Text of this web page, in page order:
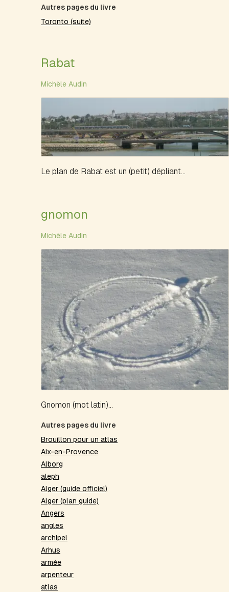
Autres pages du livre
Toronto (suite)
Rabat
Michèle Audin
Le plan de Rabat est un (petit) dépliant...
gnomon
Michèle Audin
Gnomon (mot latin)...
Autres pages du livre
Brouillon pour un atlas
Aix-en-Provence
Alborg
aleph
Alger (guide officiel)
Alger (plan guide)
Angers
angles
archipel
Arhus
armée
arpenteur
atlas